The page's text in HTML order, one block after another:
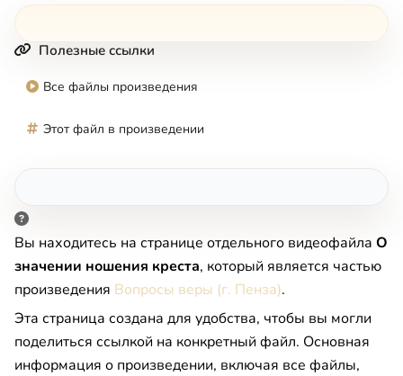
Полезные ссылки
Все файлы произведения
Этот файл в произведении
Вы находитесь на странице отдельного видеофайла О
значении ношения креста, который является частью
произведения Вопросы веры (г. Пенза).
Эта страница создана для удобства, чтобы вы могли
поделиться ссылкой на конкретный файл. Основная
информация о произведении, включая все файлы,